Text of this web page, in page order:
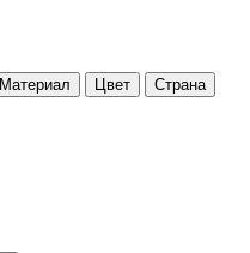
Материал Цвет Страна